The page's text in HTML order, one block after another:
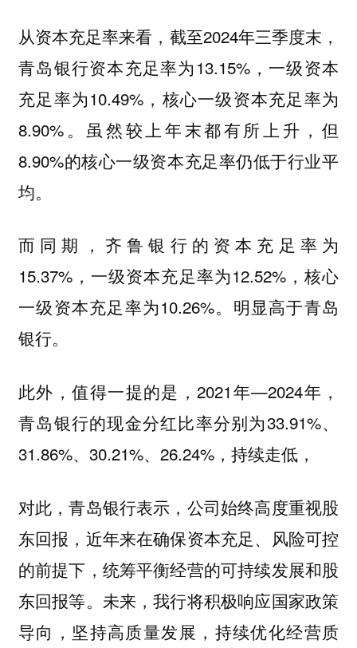
从资本充足率来看，截至2024年三季度末，
青岛银行资本充足率为13.15%，一级资本
充足率为10.49%，核心一级资本充足率为
8.90%。虽然较上年末都有所上升，但
8.90%的核心一级资本充足率仍低于行业平
均。
而同期，齐鲁银行的资本充足率为
15.37%，一级资本充足率为12.52%，核心
一级资本充足率为10.26%。明显高于青岛
银行。
此外，值得一提的是，2021年—2024年，
青岛银行的现金分红比率分别为33.91%、
31.86%、30.21%、26.24%，持续走低，
对此，青岛银行表示，公司始终高度重视股
东回报，近年来在确保资本充足、风险可控
的前提下，统筹平衡经营的可持续发展和股
东回报等。未来，我行将积极响应国家政策
导向，坚持高质量发展，持续优化经营质